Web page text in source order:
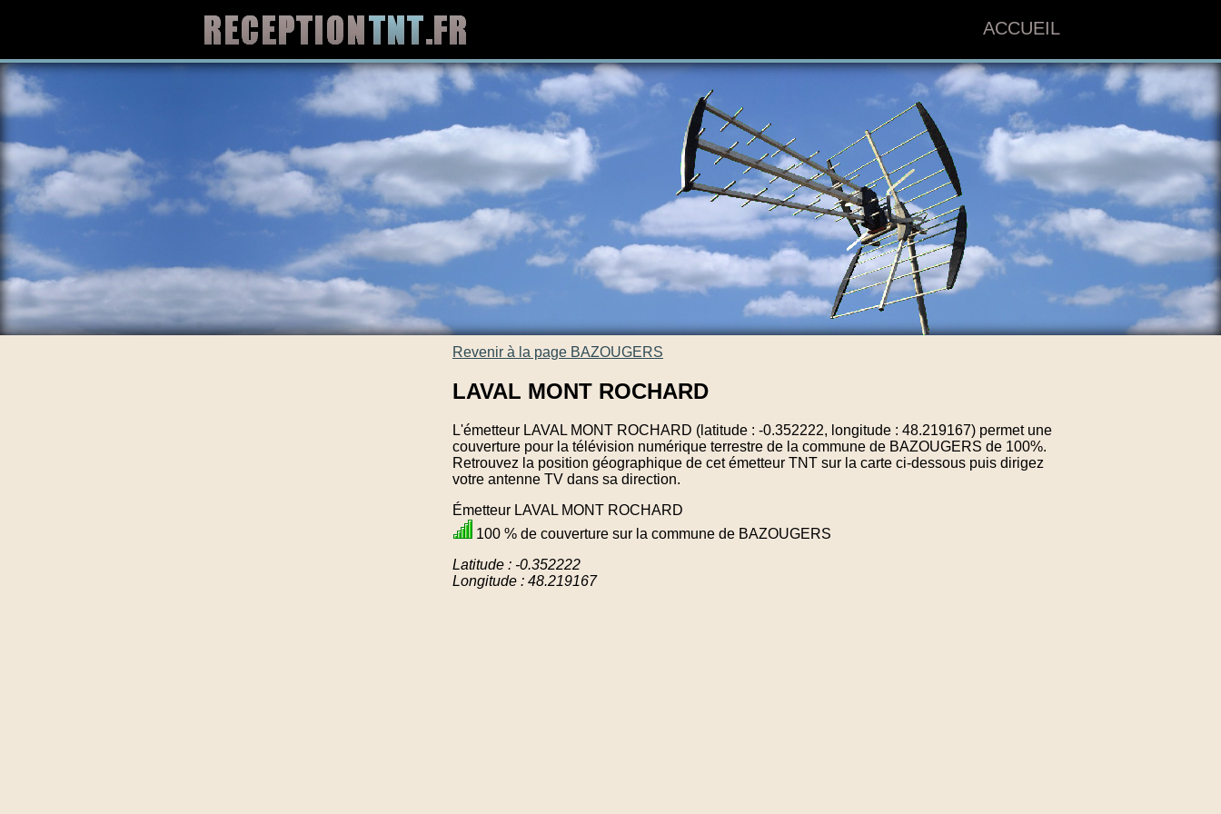
ACCUEIL
Revenir à la page BAZOUGERS
LAVAL MONT ROCHARD
L'émetteur LAVAL MONT ROCHARD (latitude : -0.352222, longitude : 48.219167) permet une
couverture pour la télévision numérique terrestre de la commune de BAZOUGERS de 100%.
Retrouvez la position géographique de cet émetteur TNT sur la carte ci-dessous puis dirigez
votre antenne TV dans sa direction.
Émetteur LAVAL MONT ROCHARD
100 % de couverture sur la commune de BAZOUGERS
Latitude : -0.352222
Longitude : 48.219167